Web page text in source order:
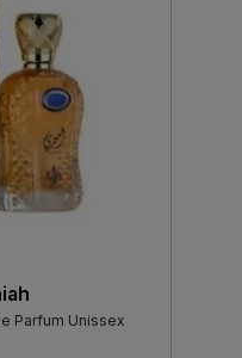
Parfum Unissex